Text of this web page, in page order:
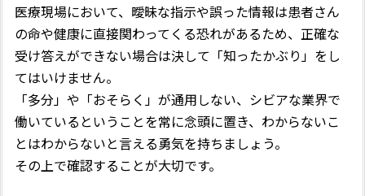
医療現場において、曖昧な指示や誤った情報は患者さん
の命や健康に直接関わってくる恐れがあるため、正確な
受け答えができない場合は決して「知ったかぶり」をし
てはいけません。
「多分」や「おそらく」が通用しない、シビアな業界で
働いているということを常に念頭に置き、わからないこ
とはわからないと言える勇気を持ちましょう。
その上で確認することが大切です。